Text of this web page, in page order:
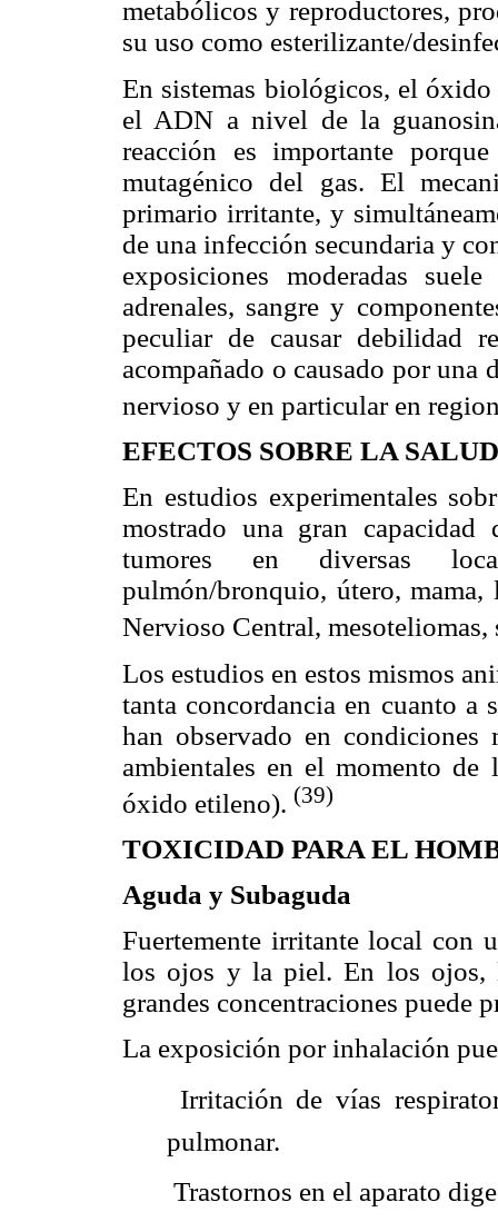
metabólicos y reproductores,
su uso como esterilizante/
En sistemas biológicos, el
el ADN a nivel de la
reacción es importante
mutagénico del gas. El
primario irritante, y
de una infección secundaria y
exposiciones moderadas
adrenales, sangre y
peculiar de causar debilidad
acompañado o causado por
nervioso y en particular en
EFECTOS SOBRE LA SALUD
En estudios experimentales
mostrado una gran
tumores en diversas
pulmón/bronquio, útero, mama,
Nervioso Central, mesoteliomas,
Los estudios en estos mismos
tanta concordancia en cuanto a
han observado en condiciones
ambientales en el momento
óxido etileno). (39)
TOXICIDAD PARA EL
Aguda y Subaguda
Fuertemente irritante local con
los ojos y la piel. En los ojos,
grandes concentraciones puede
La exposición por inhalación
 Irritación de vías
pulmonar.
 Trastornos en el aparato